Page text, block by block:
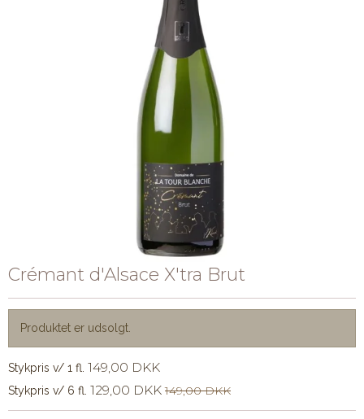
Crémant d'Alsace X'tra Brut
Produktet er udsolgt.
Stykpris v/ 1 fl. 149,00 DKK
Stykpris v/ 6 fl. 129,00 DKK 149,00 DKK